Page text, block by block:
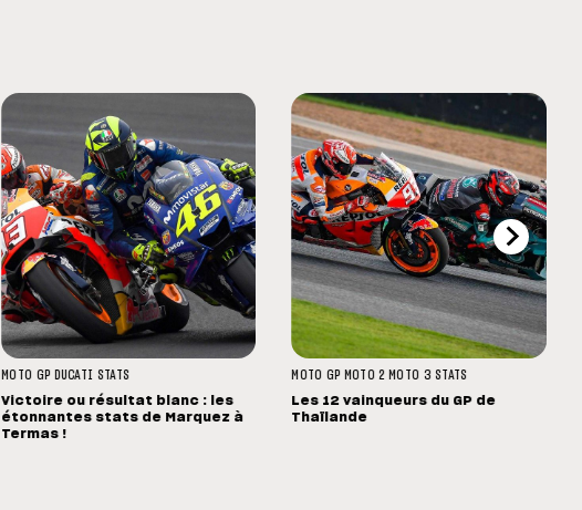
MOTO GP DUCATI STATS
Victoire ou résultat blanc : les
étonnantes stats de Marquez à
Termas !
MOTO GP MOTO 2 MOTO 3 STATS
Les 12 vainqueurs du GP de
Thaïlande